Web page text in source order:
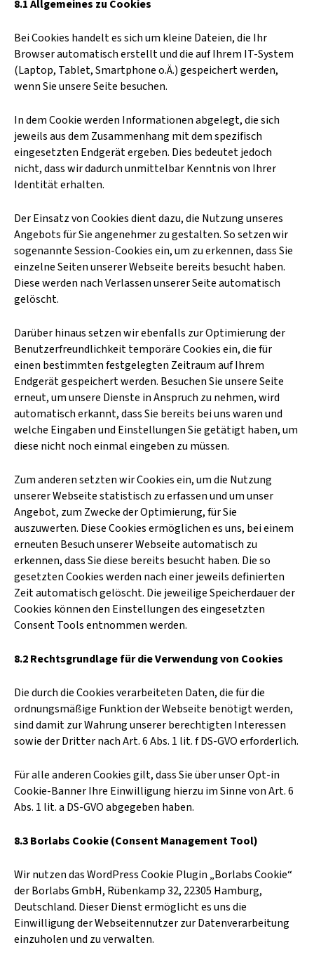
8.1 Allgemeines zu Cookies
Bei Cookies handelt es sich um kleine Dateien, die Ihr
Browser automatisch erstellt und die auf Ihrem IT-System
(Laptop, Tablet, Smartphone o.Ä.) gespeichert werden,
wenn Sie unsere Seite besuchen.
In dem Cookie werden Informationen abgelegt, die sich
jeweils aus dem Zusammenhang mit dem spezifisch
eingesetzten Endgerät ergeben. Dies bedeutet jedoch
nicht, dass wir dadurch unmittelbar Kenntnis von Ihrer
Identität erhalten.
Der Einsatz von Cookies dient dazu, die Nutzung unseres
Angebots für Sie angenehmer zu gestalten. So setzen wir
sogenannte Session-Cookies ein, um zu erkennen, dass Sie
einzelne Seiten unserer Webseite bereits besucht haben.
Diese werden nach Verlassen unserer Seite automatisch
gelöscht.
Darüber hinaus setzen wir ebenfalls zur Optimierung der
Benutzerfreundlichkeit temporäre Cookies ein, die für
einen bestimmten festgelegten Zeitraum auf Ihrem
Endgerät gespeichert werden. Besuchen Sie unsere Seite
erneut, um unsere Dienste in Anspruch zu nehmen, wird
automatisch erkannt, dass Sie bereits bei uns waren und
welche Eingaben und Einstellungen Sie getätigt haben, um
diese nicht noch einmal eingeben zu müssen.
Zum anderen setzten wir Cookies ein, um die Nutzung
unserer Webseite statistisch zu erfassen und um unser
Angebot, zum Zwecke der Optimierung, für Sie
auszuwerten. Diese Cookies ermöglichen es uns, bei einem
erneuten Besuch unserer Webseite automatisch zu
erkennen, dass Sie diese bereits besucht haben. Die so
gesetzten Cookies werden nach einer jeweils definierten
Zeit automatisch gelöscht. Die jeweilige Speicherdauer der
Cookies können den Einstellungen des eingesetzten
Consent Tools entnommen werden.
8.2 Rechtsgrundlage für die Verwendung von Cookies
Die durch die Cookies verarbeiteten Daten, die für die
ordnungsmäßige Funktion der Webseite benötigt werden,
sind damit zur Wahrung unserer berechtigten Interessen
sowie der Dritter nach Art. 6 Abs. 1 lit. f DS-GVO erforderlich.
Für alle anderen Cookies gilt, dass Sie über unser Opt-in
Cookie-Banner Ihre Einwilligung hierzu im Sinne von Art. 6
Abs. 1 lit. a DS-GVO abgegeben haben.
8.3 Borlabs Cookie (Consent Management Tool)
Wir nutzen das WordPress Cookie Plugin „Borlabs Cookie“
der Borlabs GmbH, Rübenkamp 32, 22305 Hamburg,
Deutschland. Dieser Dienst ermöglicht es uns die
Einwilligung der Webseitennutzer zur Datenverarbeitung
einzuholen und zu verwalten.